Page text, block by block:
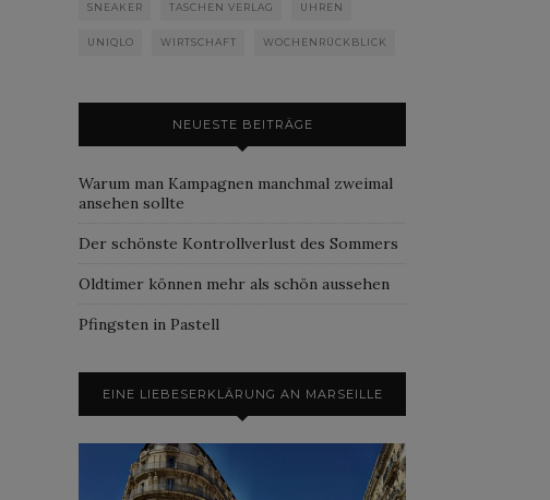
SNEAKER TASCHEN VERLAG UHREN
UNIQLO WIRTSCHAFT WOCHENRÜCKBLICK
NEUESTE BEITRÄGE
Warum man Kampagnen manchmal zweimal
ansehen sollte
Der schönste Kontrollverlust des Sommers
Oldtimer können mehr als schön aussehen
Pfingsten in Pastell
EINE LIEBESERKLÄRUNG AN MARSEILLE